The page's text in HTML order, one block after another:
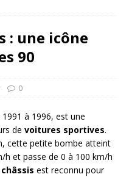
: une icône
90
0
à 1996, est une
de voitures sportives.
cette petite bombe atteint
h et passe de 0 à 100 km/h
châssis est reconnu pour